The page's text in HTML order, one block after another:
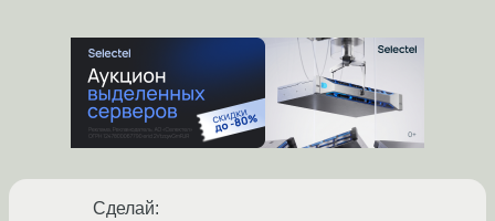
Сделай: